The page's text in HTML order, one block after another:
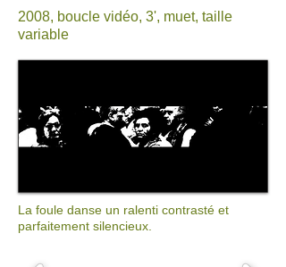
2008, boucle vidéo, 3', muet, taille
variable
La foule danse un ralenti contrasté et
parfaitement silencieux.